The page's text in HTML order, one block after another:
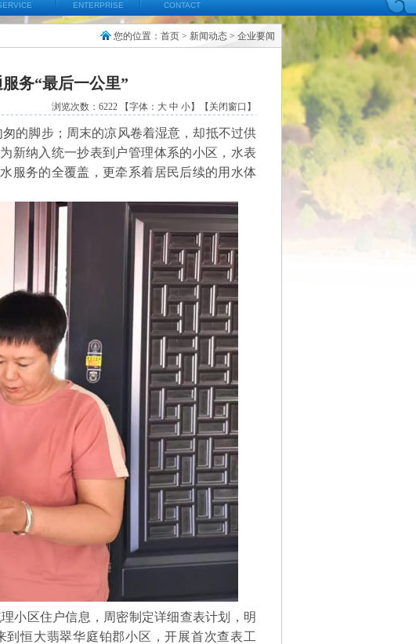
ENTERPRISE CONTACT
您的位置： 首页 > 新闻动态 > 企业要闻
务“最后一公里”
浏览次数：6222 【字体： 大 中 小】 【关闭窗口】
的脚步；周末的凉风卷着湿意，却抵不过供
新纳入统一抄表到户管理体系的小区，水表
服务的全覆盖，更牵系着居民后续的用水体
小区住户信息，周密制定详细查表计划，明
恒大翡翠华庭铂郡小区，开展首次查表工